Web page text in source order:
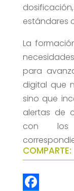
estándares
La
para
digital que
sino que
alertas de
con los
COMPARTE: